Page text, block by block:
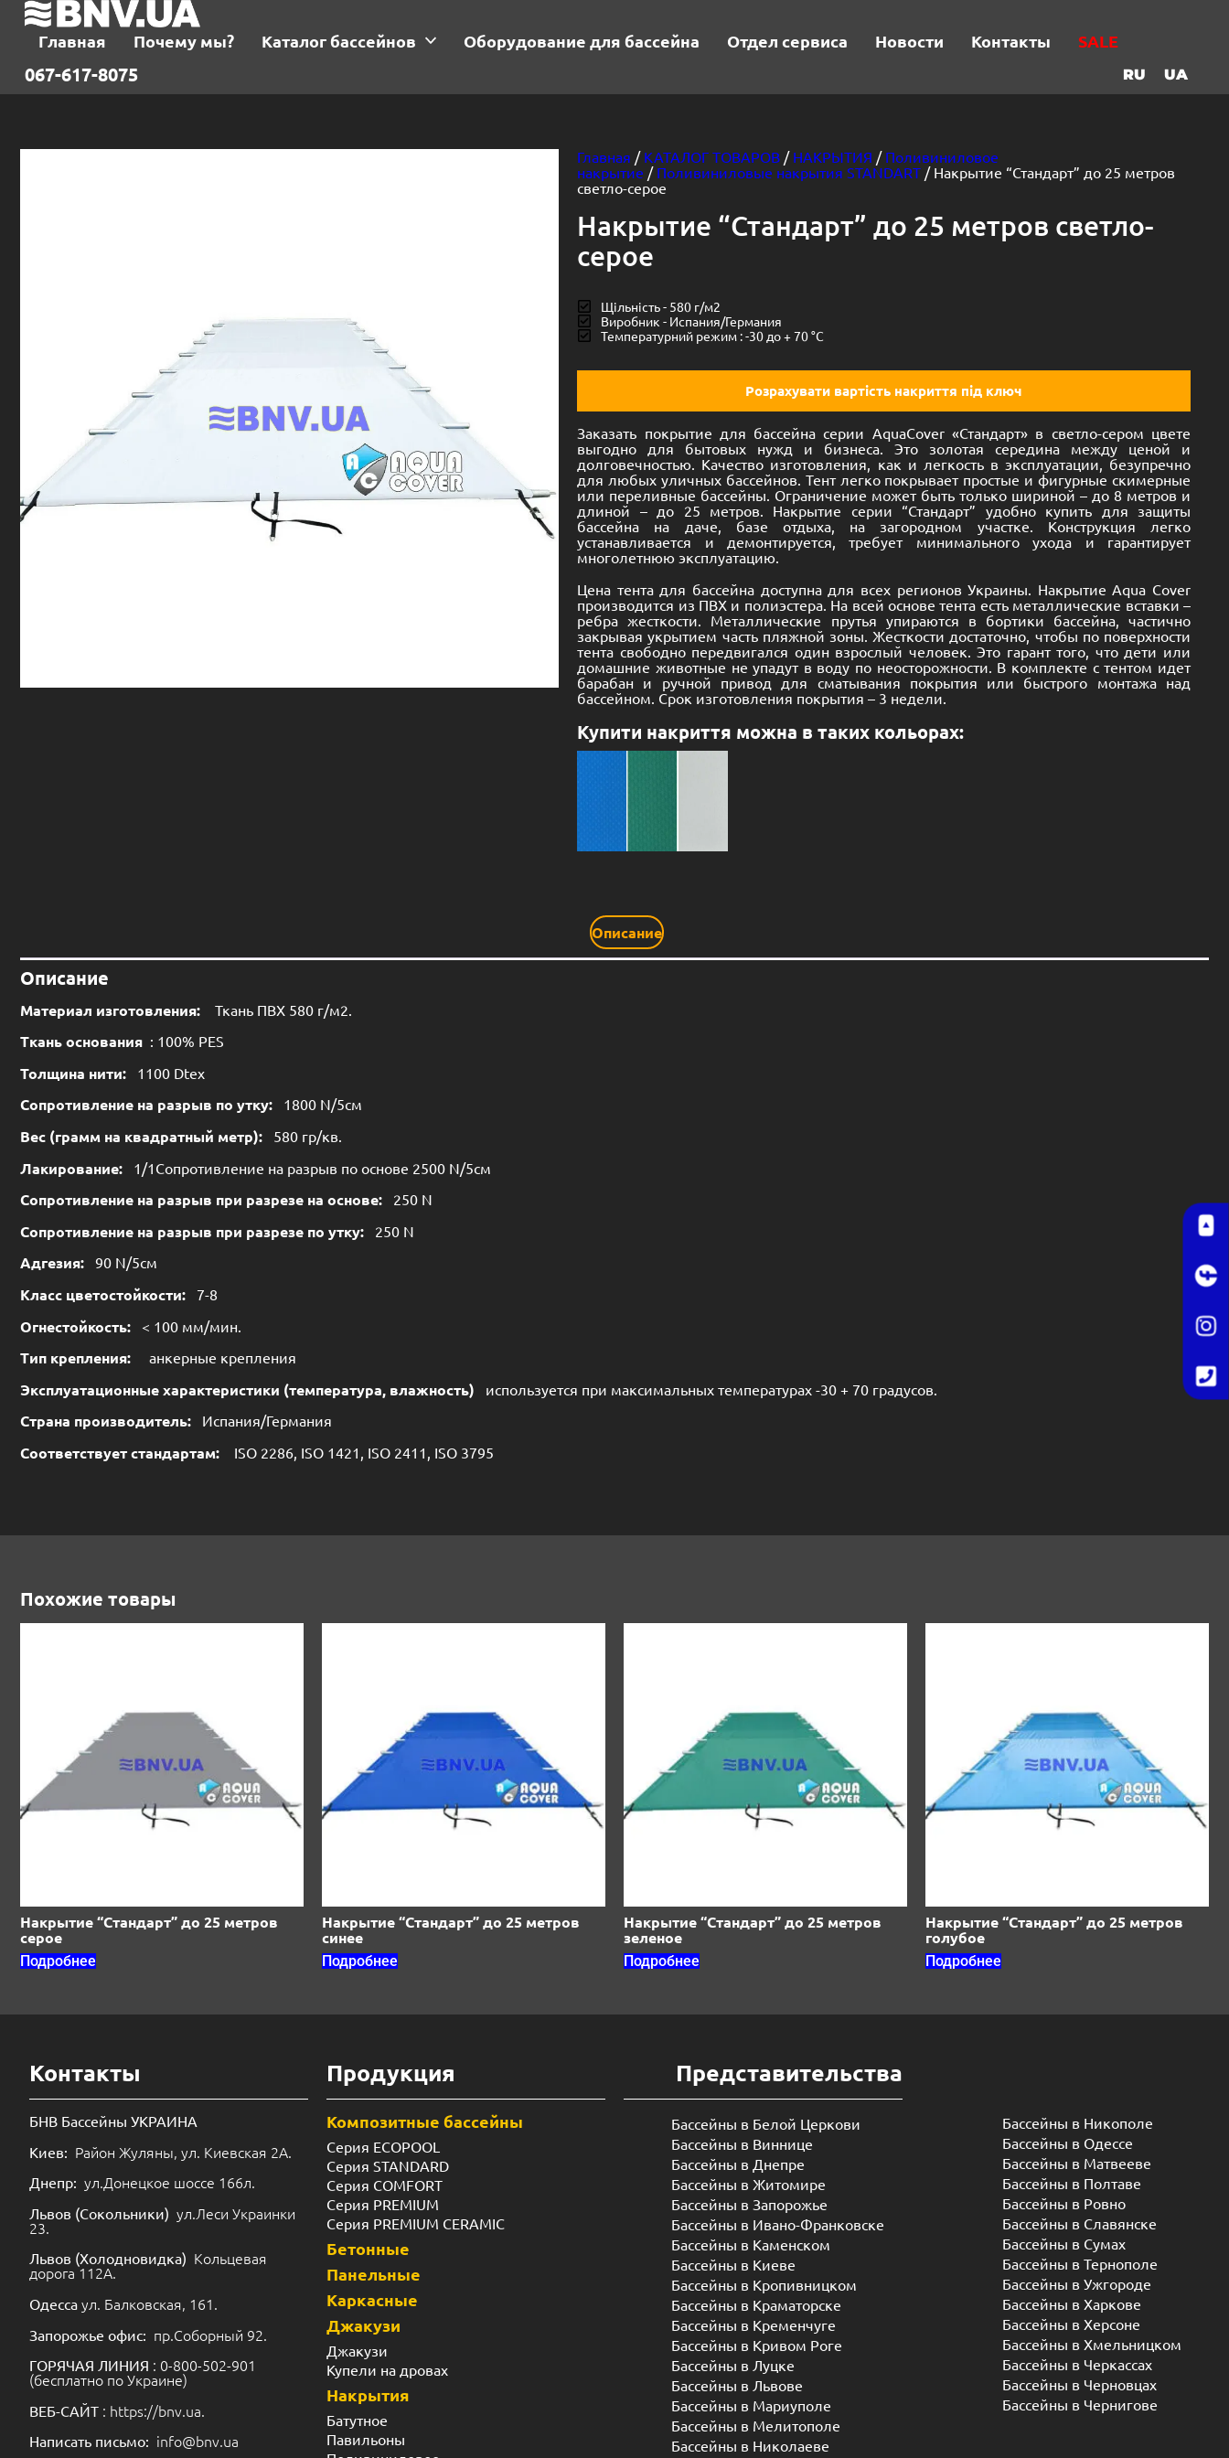
Главная Почему мы? Каталог бассейнов Оборудование для бассейна Отдел сервиса Новости Контакты SALE
067-617-8075 RU UA
Главная / КАТАЛОГ ТОВАРОВ / НАКРЫТИЯ / Поливиниловое
накрытие / Поливиниловые накрытия STANDART / Накрытие “Стандарт” до 25 метров
светло-серое
Накрытие “Стандарт” до 25 метров светло-
серое
Щільність - 580 г/м2
Виробник - Испания/Германия
Температурний режим : -30 до + 70 °C
Розрахувати вартість накриття під ключ
Заказать покрытие для бассейна серии AquaCover «Стандарт» в светло-сером цвете
выгодно для бытовых нужд и бизнеса. Это золотая середина между ценой и
долговечностью. Качество изготовления, как и легкость в эксплуатации, безупречно
для любых уличных бассейнов. Тент легко покрывает простые и фигурные скимерные
или переливные бассейны. Ограничение может быть только шириной – до 8 метров и
длиной – до 25 метров. Накрытие серии “Стандарт” удобно купить для защиты
бассейна на даче, базе отдыха, на загородном участке. Конструкция легко
устанавливается и демонтируется, требует минимального ухода и гарантирует
многолетнюю эксплуатацию.
Цена тента для бассейна доступна для всех регионов Украины. Накрытие Aqua Cover
производится из ПВХ и полиэстера. На всей основе тента есть металлические вставки –
ребра жесткости. Металлические прутья упираются в бортики бассейна, частично
закрывая укрытием часть пляжной зоны. Жесткости достаточно, чтобы по поверхности
тента свободно передвигался один взрослый человек. Это гарант того, что дети или
домашние животные не упадут в воду по неосторожности. В комплекте с тентом идет
барабан и ручной привод для сматывания покрытия или быстрого монтажа над
бассейном. Срок изготовления покрытия – 3 недели.
Купити накриття можна в таких кольорах:
Описание
Описание
Материал изготовления: Ткань ПВХ 580 г/м2.
Ткань основания : 100% PES
Толщина нити: 1100 Dtex
Сопротивление на разрыв по утку: 1800 N/5см
Вес (грамм на квадратный метр): 580 гр/кв.
Лакирование: 1/1Сопротивление на разрыв по основе 2500 N/5см
Сопротивление на разрыв при разрезе на основе: 250 N
Сопротивление на разрыв при разрезе по утку: 250 N
Адгезия: 90 N/5см
Класс цветостойкости: 7-8
Огнестойкость: < 100 мм/мин.
Тип крепления: анкерные крепления
Эксплуатационные характеристики (температура, влажность) используется при максимальных температурах -30 + 70 градусов.
Страна производитель: Испания/Германия
Соответствует стандартам: ISO 2286, ISO 1421, ISO 2411, ISO 3795
Похожие товары
Накрытие “Стандарт” до 25 метров
серое
Подробнее
Накрытие “Стандарт” до 25 метров
синее
Подробнее
Накрытие “Стандарт” до 25 метров
зеленое
Подробнее
Накрытие “Стандарт” до 25 метров
голубое
Подробнее
Контакты
БНВ Бассейны УКРАИНА
Киев: Район Жуляны, ул. Киевская 2А.
Днепр: ул.Донецкое шоссе 166л.
Львов (Сокольники) ул.Леси Украинки
23.
Львов (Холодновидка) Кольцевая
дорога 112А.
Одесса ул. Балковская, 161.
Запорожье офис: пр.Соборный 92.
ГОРЯЧАЯ ЛИНИЯ : 0-800-502-901
(бесплатно по Украине)
ВЕБ-САЙТ : https://bnv.ua.
Написать письмо: info@bnv.ua
Продукция
Композитные бассейны
Серия ECOPOOL
Серия STANDARD
Серия COMFORT
Серия PREMIUM
Серия PREMIUM CERAMIC
Бетонные
Панельные
Каркасные
Джакузи
Джакузи
Купели на дровах
Накрытия
Батутное
Павильоны
Представительства
Бассейны в Белой Церкови
Бассейны в Виннице
Бассейны в Днепре
Бассейны в Житомире
Бассейны в Запорожье
Бассейны в Ивано-Франковске
Бассейны в Каменском
Бассейны в Киеве
Бассейны в Кропивницком
Бассейны в Краматорске
Бассейны в Кременчуге
Бассейны в Кривом Роге
Бассейны в Луцке
Бассейны в Львове
Бассейны в Мариуполе
Бассейны в Мелитополе
Бассейны в Николаеве
Бассейны в Никополе
Бассейны в Одессе
Бассейны в Матвееве
Бассейны в Полтаве
Бассейны в Ровно
Бассейны в Славянске
Бассейны в Сумах
Бассейны в Тернополе
Бассейны в Ужгороде
Бассейны в Харкове
Бассейны в Херсоне
Бассейны в Хмельницком
Бассейны в Черкассах
Бассейны в Черновцах
Бассейны в Чернигове